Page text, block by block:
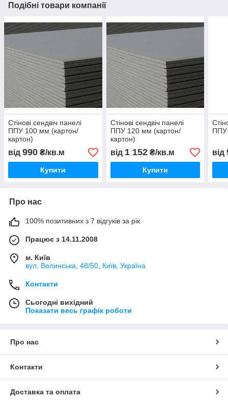
Подібні товари компанії
Стінові сендвіч панелі
ППУ 100 мм (картон/
картон)
від 990 ₴/кв.м
Купити
Стінові сендвіч панелі
ППУ 120 мм (картон/
картон)
від 1 152₴/кв.м
Купити
ППУ
від
Про нас
100% позитивних з 7 відгуків за рік
Працює з 14.11.2008
м. Київ
вул. Bолинська, 48/50, Київ, Україна
Контакти
Сьогодні вихідний
Показати весь графік роботи
Про нас
Контакти
Доставка та оплата